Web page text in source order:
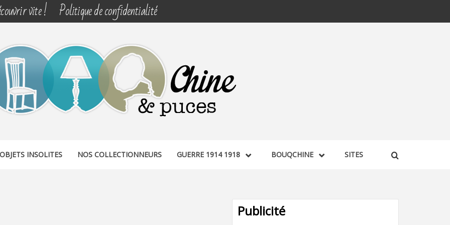
vite ! Politique de confidentialité
PUCES
OBJETS INSOLITES NOS COLLECTIONNEURS GUERRE 1914 1918 BOUQCHINE SITES
Publicité